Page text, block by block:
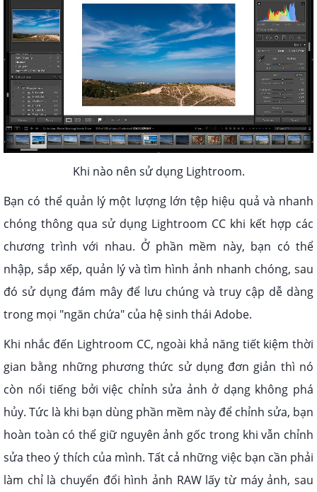
Khi nào nên sử dụng Lightroom.
Bạn có thể quản lý một lượng lớn tệp hiệu quả và nhanh
chóng thông qua sử dụng Lightroom CC khi kết hợp các
chương trình với nhau. Ở phần mềm này, bạn có thể
nhập, sắp xếp, quản lý và tìm hình ảnh nhanh chóng, sau
đó sử dụng đám mây để lưu chúng và truy cập dễ dàng
trong mọi "ngăn chứa" của hệ sinh thái Adobe.
Khi nhắc đến Lightroom CC, ngoài khả năng tiết kiệm thời
gian bằng những phương thức sử dụng đơn giản thì nó
còn nổi tiếng bởi việc chỉnh sửa ảnh ở dạng không phá
hủy. Tức là khi bạn dùng phần mềm này để chỉnh sửa, bạn
hoàn toàn có thể giữ nguyên ảnh gốc trong khi vẫn chỉnh
sửa theo ý thích của mình. Tất cả những việc bạn cần phải
làm chỉ là chuyển đổi hình ảnh RAW lấy từ máy ảnh, sau